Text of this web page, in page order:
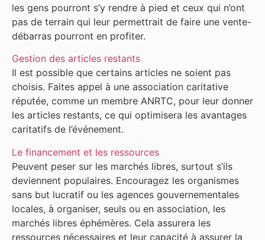
les gens pourront s’y rendre à pied et ceux qui n’ont
pas de terrain qui leur permettrait de faire une vente-
débarras pourront en profiter.
Gestion des articles restants
Il est possible que certains articles ne soient pas
choisis. Faites appel à une association caritative
réputée, comme un membre ANRTC, pour leur donner
les articles restants, ce qui optimisera les avantages
caritatifs de l’événement.
Le financement et les ressources
Peuvent peser sur les marchés libres, surtout s’ils
deviennent populaires. Encouragez les organismes
sans but lucratif ou les agences gouvernementales
locales, à organiser, seuls ou en association, les
marchés libres éphémères. Cela assurera les
ressources nécessaires et leur capacité à assurer la